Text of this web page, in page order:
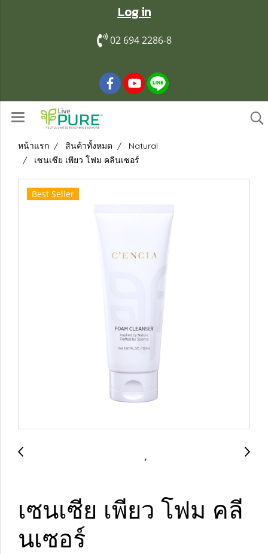
Log in
02 694 2286-8
หน้าแรก สินค้าทั้งหมด
Natural
เซนเซีย เพียว โฟม คลีนเซอร์
Best Seller
เซนเซีย เพียว โฟม คลี
นเซอร์